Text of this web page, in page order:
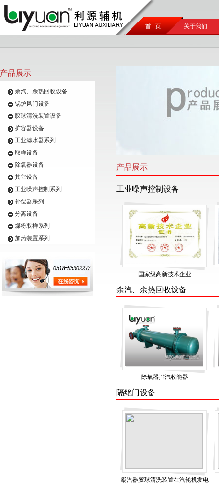
首 页 关于我们
产品展示
余汽、余热回收设备
锅炉风门设备
胶球清洗装置设备
扩容器设备
工业滤水器系列
取样设备
除氧器设备
其它设备
工业噪声控制系列
补偿器系列
分离设备
煤粉取样系列
加药装置系列
产品展示
工业噪声控制设备
国家级高新技术企业
余汽、余热回收设备
除氧器排汽收能器
隔绝门设备
凝汽器胶球清洗装置在汽轮机发电